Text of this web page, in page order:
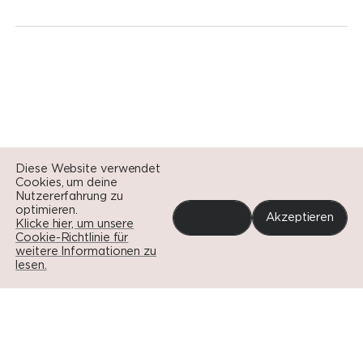
Portfolio
Diese Website verwendet
Cookies, um deine
Nutzererfahrung zu
optimieren.
Klicke hier, um unsere
Cookie-Richtlinie für
weitere Informationen zu
lesen.
Akzeptieren